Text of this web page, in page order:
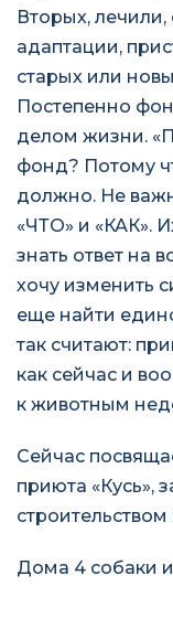
Вторых,
адаптации,
старых или
Постепенно
делом жизни.
фонд? Потому
должно. Не
«ЧТО» и «КАК».
знать ответ на
хочу изменить
еще найти
так считают:
как сейчас и
к животным
Сейчас
приюта «Кусь»,
Дома 4 собаки